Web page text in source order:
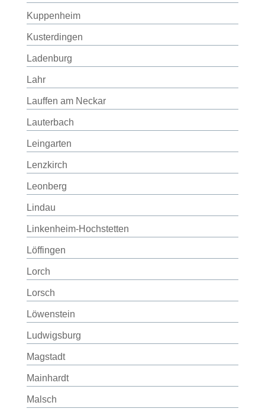
Kuppenheim
Kusterdingen
Ladenburg
Lahr
Lauffen am Neckar
Lauterbach
Leingarten
Lenzkirch
Leonberg
Lindau
Linkenheim-Hochstetten
Löffingen
Lorch
Lorsch
Löwenstein
Ludwigsburg
Magstadt
Mainhardt
Malsch